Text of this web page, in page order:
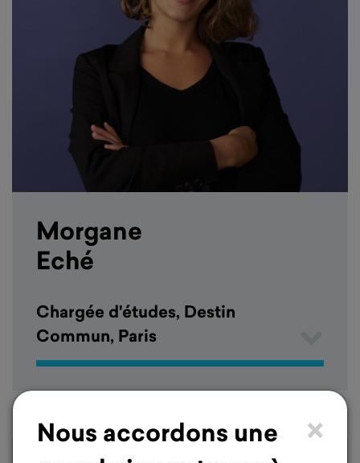
×
Nous accordons une
Morgane
Eché
Chargée d'études, Destin
Commun, Paris